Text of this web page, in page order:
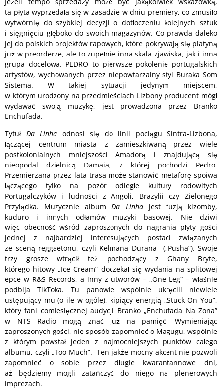
ta płyta wyprzedała się w zasadzie w dniu premiery, co zmusiło
wytwórnię do szybkiej decyzji o dotłoczeniu kolejnych sztuk
i sięgnięciu głęboko do swoich magazynów. Co prawda daleko
jej do polskich projektów rapowych, które pokrywają się platyną
już w preorderze, ale to zupełnie inna skala zjawiska, jak i inna
grupa docelowa. PEDRO to pierwsze pokolenie portugalskich
artystów, wychowanych przez niepowtarzalny styl Buraka Som
Sistema. W takiej sytuacji jedynym miejscem,
w którym urodzony na przedmieściach Lizbony producent mógł
wydawać swoją muzykę, jest prowadzona przez Branko
Enchufada.
Tytuł Da Linha odnosi się do linii pociągu Sintra-Lizbona,
łączącej centrum miasta z zamieszkiwaną przez wiele
postkolonialnych mniejszości Amadorą i znajdującą się
nieopodal dzielnicą Damaia, z której pochodzi Pedro.
Przemierzana przez lata trasa może stanowić metaforę spoiwa
łączącego tylko na pozór odległe kultury rodowitych
Portugalczyków i ludności z Angoli, Brazylii czy Zielonego
Przylądka. Muzycznie albumDa Linhajest fuzją kizomby,
kuduro i innych odłamów muzyki basowej. Nie dziwi
więc obecność wśród zaproszonych do nagrania płyty gości
jednej z najbardziej interesujących postaci związanych
ze sceną reggaetonu, czyli Kelmana Durana („Pusha”). Swoje
trzy grosze wtrącił też pochodzący z Ghany Bryte,
którego hitowy „Ice Cream” doczekał się wydania na splitowej
epce w R&S Records, a inny z utworów – „One Leg” – właśnie
podbija TikToka. Tu panowie wspólnie ukręcili niewiele
ustępujący mu (o ile w ogóle), kipiący energią „Stuck On You”,
który fani comiesięcznej audycji Branko „Enchufada Na Zona”
w NTS Radio mogą znać już na pamięć. Wymieniając
zaproszonych gości, nie sposób zapomnieć o Magugu, wspólnie
z którym powstał jeden z najmocniejszych punktów całego
albumu, czyli „Too Much”. Ten jakże mocny akcent nie pozwoli
zapomnieć o sobie przez długie kwarantannowe dni,
aż będziemy mogli zatańczyć do niego na plenerowych
imprezach.